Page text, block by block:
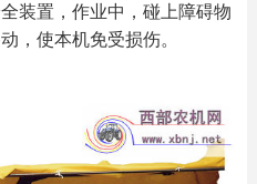
装置，作业中，碰上障碍物
，使本机免受损伤。